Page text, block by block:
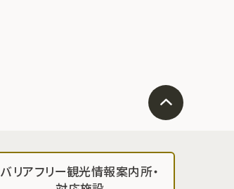
バリアフリー観光情報案内所・